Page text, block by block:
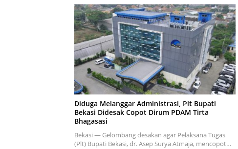
Diduga Melanggar Administrasi, Plt Bupati
Bekasi Didesak Copot Dirum PDAM Tirta
Bhagasasi
Bekasi — Gelombang desakan agar Pelaksana Tugas
(Plt) Bupati Bekasi, dr. Asep Surya Atmaja, mencopot…